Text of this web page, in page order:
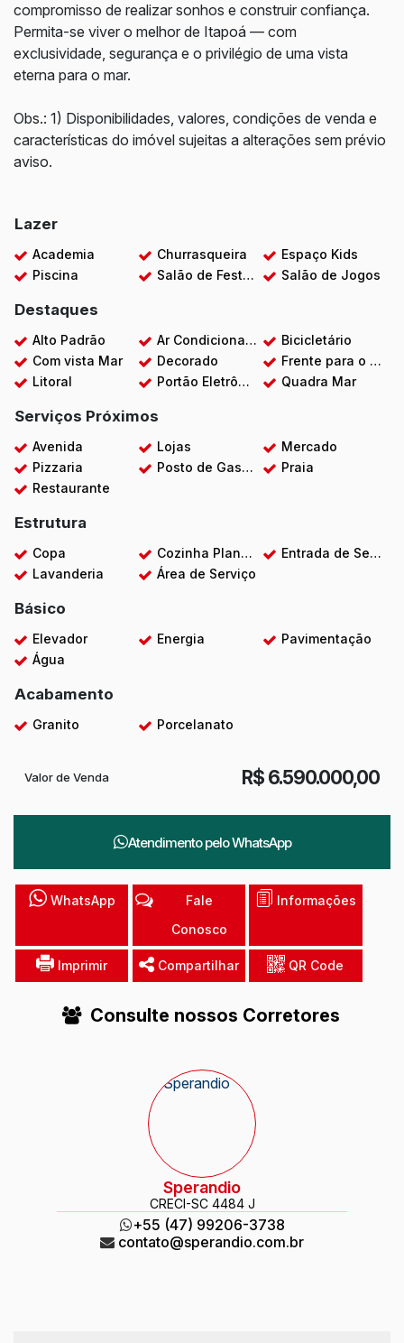
compromisso de realizar sonhos e construir confiança.
Permita-se viver o melhor de Itapoá — com
exclusividade, segurança e o privilégio de uma vista
eterna para o mar.
Obs.: 1) Disponibilidades, valores, condições de venda e
características do imóvel sujeitas a alterações sem prévio
aviso.
Lazer
Academia Churrasqueira
Espaço Kids
Piscina
Salão de Festas Salão de Jogos
Destaques
Alto Padrão Ar Condicionado
Bicicletário
Com vista Mar
Decorado
Frente para o Mar
Litoral
Portão Eletrônico Quadra Mar
Serviços Próximos
Avenida Lojas
Mercado
Pizzaria
Posto de Gasolina
Praia
Restaurante
Estrutura
Copa Cozinha Planejada
Entrada de Serviço
Lavanderia
Área de Serviço
Básico
Elevador Energia
Pavimentação
Água
Acabamento
Granito Porcelanato
R$ 6.590.000,00
Valor de Venda
Atendimento peloWhatsApp
WhatsApp
Fale
Conosco
Informações
Imprimir Compartilhar QR Code
Consulte nossos Corretores
Sperandio
CRECI-SC 4484 J
+55 (47) 99206-3738
contato@sperandio.com.br